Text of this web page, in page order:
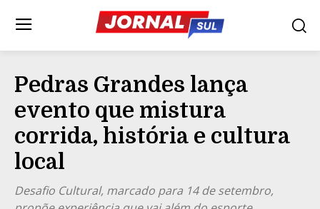
Pedras Grandes lança
evento que mistura
corrida, história e cultura
local
Desafio Cultural, marcado para 14 de setembro,